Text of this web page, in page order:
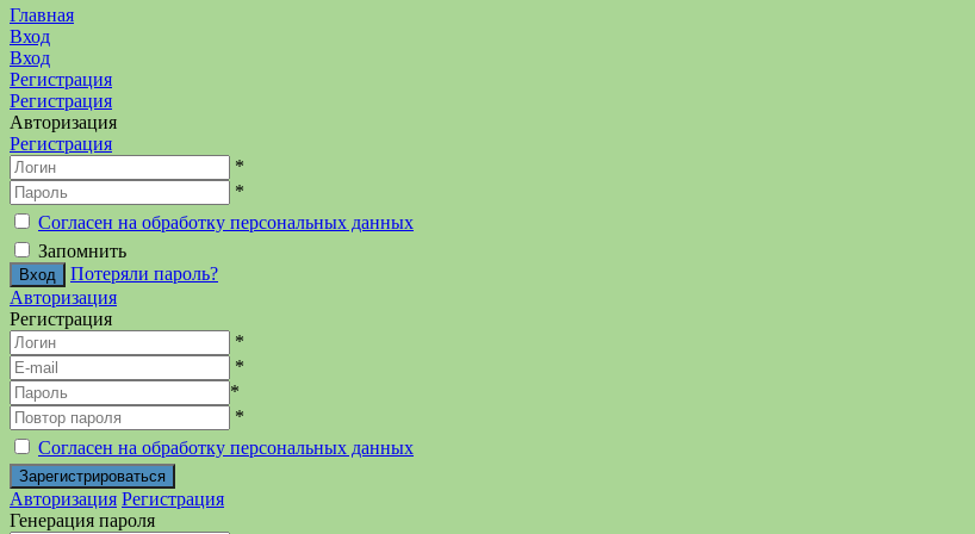
Главная
Вход
Вход
Регистрация
Регистрация
Авторизация
Регистрация
*
*
Согласен на обработку персональных данных
Запомнить
Потеряли пароль?
Авторизация
Регистрация
*
*
*
*
Согласен на обработку персональных данных
Авторизация Регистрация
Генерация пароля